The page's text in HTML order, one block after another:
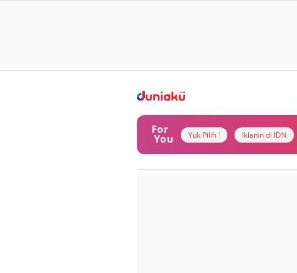
For
You Yuk Pilih ! Iklanin di IDN